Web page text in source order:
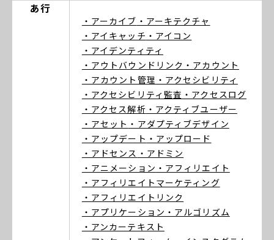
あ行
・アーカイブ ・アーキテクチャ
・アイキャッチ ・アイコン
・アイデンティティ
・アウトバウンドリンク ・アカウント
・アカウント管理 ・アクセシビリティ
・アクセシビリティ監査 ・アクセスログ
・アクセス解析 ・アクティブユーザー
・アセット ・アダプティブデザイン
・アップデート ・アップロード
・アドセンス ・アドミン
・アニメーション ・アフィリエイト
・アフィリエイトマーケティング
・アフィリエイトリンク
・アプリケーション ・アルゴリズム
・アンカーテキスト